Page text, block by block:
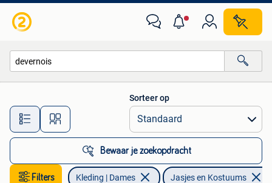
Alle afstanden…
Sorteer op
Bewaar je zoekopdracht
Filters Kleding | Dames Jasjes en Kostuums